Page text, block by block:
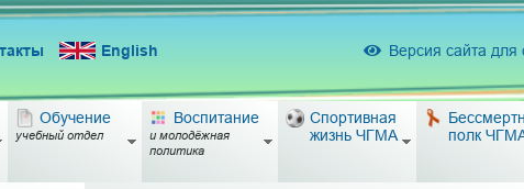
English Версия сайта
Обучение
учебный отдел
Воспитание
и молодёжная
политика
Спортивная
жизнь ЧГМА
полк